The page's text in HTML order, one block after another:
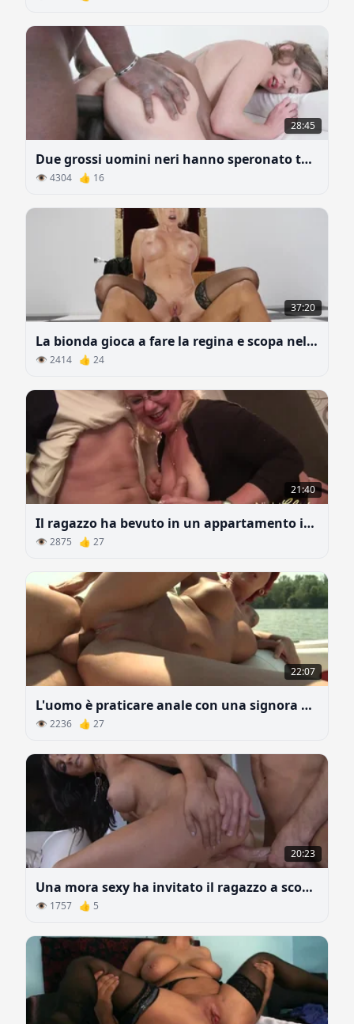
28:45
Due grossi uomini neri hanno speronato tutti i buchi della ragazza durante il casting anale
👁 4304 👍 16
37:20
La bionda gioca a fare la regina e scopa nel culo con schiavo nero
👁 2414 👍 24
21:40
Il ragazzo ha bevuto in un appartamento in affitto e la padrona lo ha punito
👁 2875 👍 27
22:07
L'uomo è praticare anale con una signora dai capelli rossi su una barca nel lago
👁 2236 👍 27
20:23
Una mora sexy ha invitato il ragazzo a scoparla e ad andarsene immediatamente
👁 1757 👍 5